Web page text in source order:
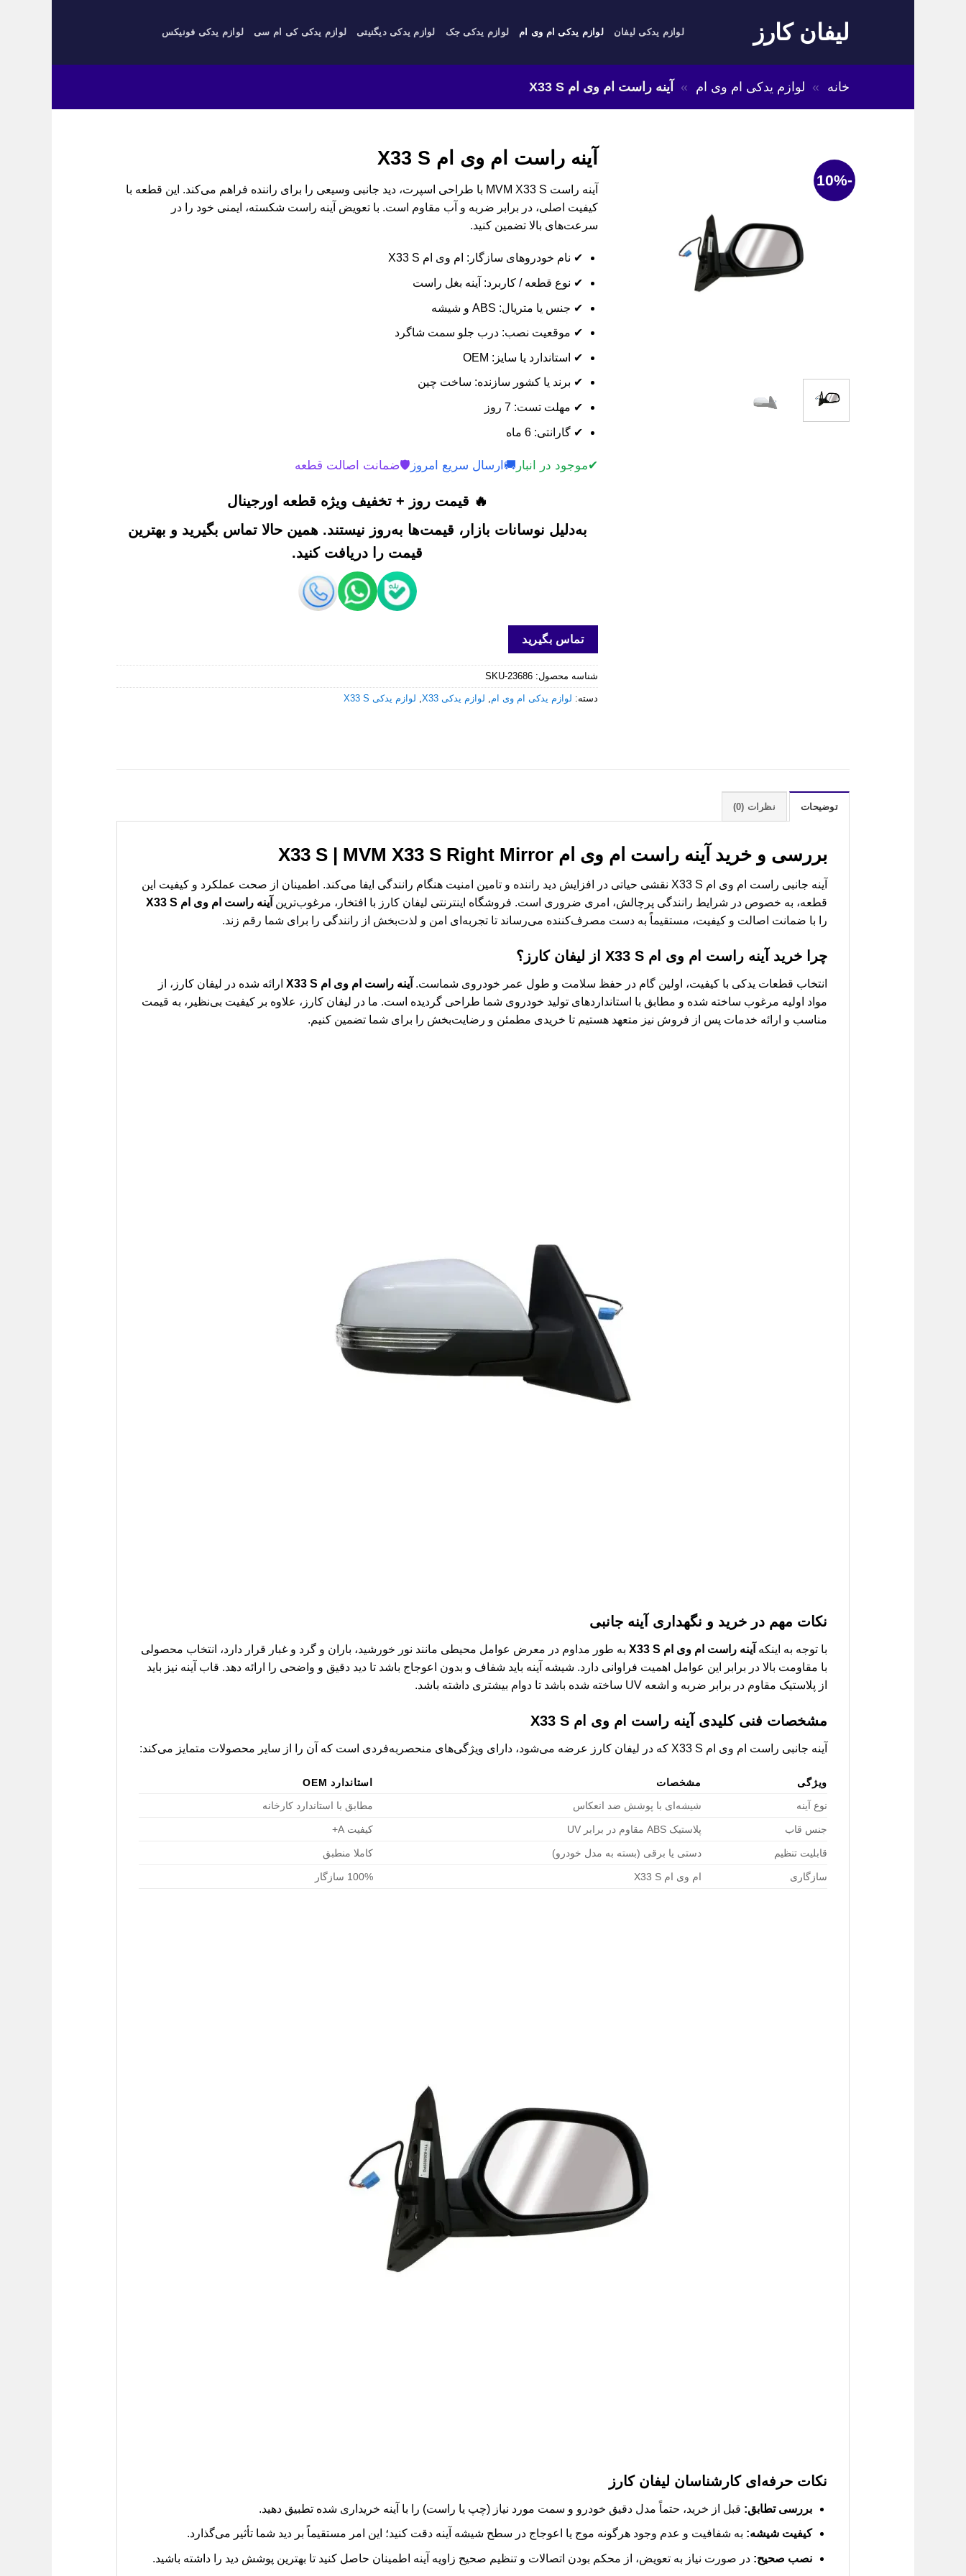
لیفان کارز لوازم یدکی لیفان لوازم یدکی ام وی ام لوازم یدکی جک لوازم یدکی دیگنیتی لوازم یدکی کی ام سی لوازم یدکی فونیکس
خانه » لوازم یدکی ام وی ام » آینه راست ام وی ام X33 S
-10%
آینه راست ام وی ام X33 S
آینه راست MVM X33 S با طراحی اسپرت، دید جانبی وسیعی را برای راننده فراهم می‌کند. این قطعه با
کیفیت اصلی، در برابر ضربه و آب مقاوم است. با تعویض آینه راست شکسته، ایمنی خود را در
سرعت‌های بالا تضمین کنید.
✔ نام خودروهای سازگار: ام وی ام X33 S
✔ نوع قطعه / کاربرد: آینه بغل راست
✔ جنس یا متریال: ABS و شیشه
✔ موقعیت نصب: درب جلو سمت شاگرد
✔ استاندارد یا سایز: OEM
✔ برند یا کشور سازنده: ساخت چین
✔ مهلت تست: 7 روز
✔ گارانتی: 6 ماه
✔موجود در انبار 🚚 ارسال سریع امروز 🛡️ضمانت اصالت قطعه
🔥 قیمت روز + تخفیف ویژه قطعه اورجینال
به‌دلیل نوسانات بازار، قیمت‌ها به‌روز نیستند. همین حالا تماس بگیرید و بهترین
قیمت را دریافت کنید.
تماس بگیرید
شناسه محصول: SKU-23686
دسته: لوازم یدکی ام وی ام لوازم یدکی X33 لوازم یدکی X33 S
توضیحات نظرات (0)
بررسی و خرید آینه راست ام وی ام X33 S | MVM X33 S Right Mirror
آینه جانبی راست ام وی ام X33 S نقشی حیاتی در افزایش دید راننده و تامین امنیت هنگام رانندگی ایفا می‌کند. اطمینان از صحت عملکرد و کیفیت این
قطعه، به خصوص در شرایط رانندگی پرچالش، امری ضروری است. فروشگاه اینترنتی لیفان کارز با افتخار، مرغوب‌ترین آینه راست ام وی ام X33 S
را با ضمانت اصالت و کیفیت، مستقیماً به دست مصرف‌کننده می‌رساند تا تجربه‌ای امن و لذت‌بخش از رانندگی را برای شما رقم زند.
چرا خرید آینه راست ام وی ام X33 S از لیفان کارز؟
انتخاب قطعات یدکی با کیفیت، اولین گام در حفظ سلامت و طول عمر خودروی شماست. آینه راست ام وی ام X33 S
ارائه شده در لیفان کارز، از
مواد اولیه مرغوب ساخته شده و مطابق با استانداردهای تولید خودروی شما طراحی گردیده است. ما در لیفان کارز، علاوه بر کیفیت بی‌نظیر، به قیمت
مناسب و ارائه خدمات پس از فروش نیز متعهد هستیم تا خریدی مطمئن و رضایت‌بخش را برای شما تضمین کنیم.
نکات مهم در خرید و نگهداری آینه جانبی
با توجه به اینکه آینه راست ام وی ام X33 S
به طور مداوم در معرض عوامل محیطی مانند نور خورشید، باران و گرد و غبار قرار دارد، انتخاب محصولی
با مقاومت بالا در برابر این عوامل اهمیت فراوانی دارد. شیشه آینه باید شفاف و بدون اعوجاج باشد تا دید دقیق و واضحی را ارائه دهد. قاب آینه نیز باید
از پلاستیک مقاوم در برابر ضربه و اشعه UV ساخته شده باشد تا دوام بیشتری داشته باشد.
مشخصات فنی کلیدی آینه راست ام وی ام X33 S
آینه جانبی راست ام وی ام X33 S که در لیفان کارز عرضه می‌شود، دارای ویژگی‌های منحصربه‌فردی است که آن را از سایر محصولات متمایز می‌کند:
ویژگی مشخصات
استاندارد OEM
نوع آینه
شیشه‌ای با پوشش ضد انعکاس مطابق با استاندارد کارخانه
جنس قاب پلاستیک ABS مقاوم در برابر UV کیفیت A+
قابلیت تنظیم دستی یا برقی (بسته به مدل خودرو) کاملا منطبق
سازگاری ام وی ام X33 S 100% سازگار
نکات حرفه‌ای کارشناسان لیفان کارز
بررسی تطابق: قبل از خرید، حتماً مدل دقیق خودرو و سمت مورد نیاز (چپ یا راست) را با آینه خریداری شده تطبیق دهید.
کیفیت شیشه: به شفافیت و عدم وجود هرگونه موج یا اعوجاج در سطح شیشه آینه دقت کنید؛ این امر مستقیماً بر دید شما تأثیر می‌گذارد.
نصب صحیح: در صورت نیاز به تعویض، از محکم بودن اتصالات و تنظیم صحیح زاویه آینه اطمینان حاصل کنید تا بهترین پوشش دید را داشته باشید.